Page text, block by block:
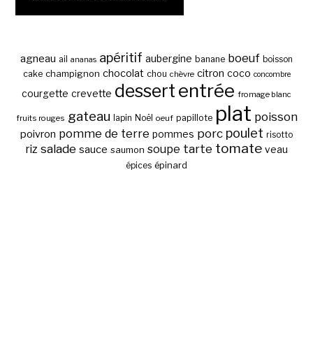
agneau ail ananas apéritif aubergine banane boeuf boisson
cake champignon chocolat chou chèvre citron coco concombre
courgette crevette dessert entrée fromage blanc
fruits rouges gateau lapin Noël oeuf papillote plat poisson
poivron pomme de terre pommes porc poulet risotto
riz salade sauce saumon soupe tarte tomate veau
épices épinard